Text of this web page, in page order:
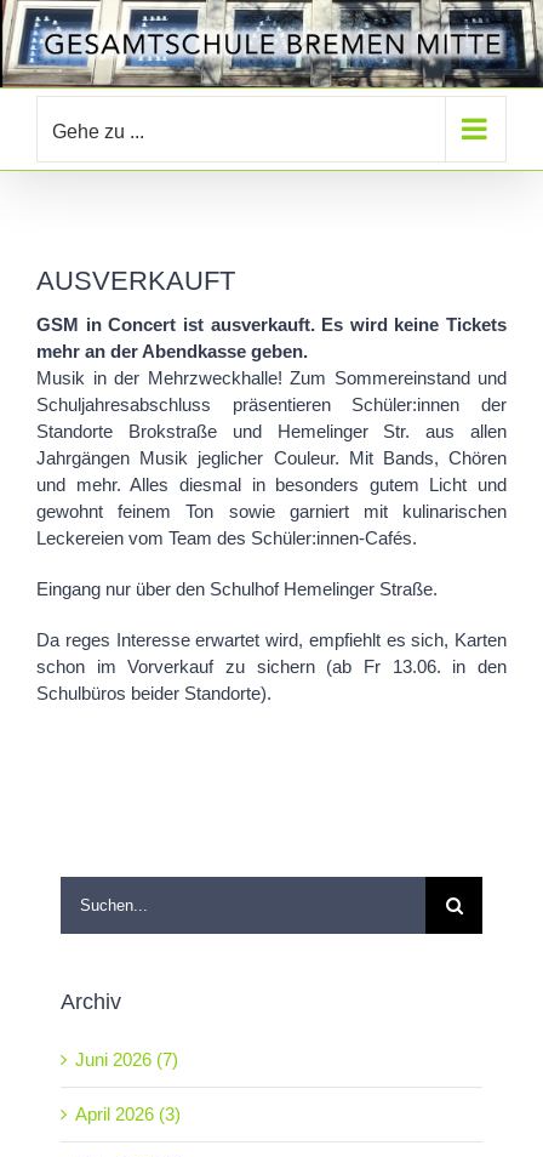
Zum
Inhalt
springen
Gehe zu ...
AUSVERKAUFT
GSM in Concert ist ausverkauft. Es wird keine Tickets
mehr an der Abendkasse geben.
Musik in der Mehrzweckhalle! Zum Sommereinstand und
Schuljahresabschluss präsentieren Schüler:innen der
Standorte Brokstraße und Hemelinger Str. aus allen
Jahrgängen Musik jeglicher Couleur. Mit Bands, Chören
und mehr. Alles diesmal in besonders gutem Licht und
gewohnt feinem Ton sowie garniert mit kulinarischen
Leckereien vom Team des Schüler:innen-Cafés.
Eingang nur über den Schulhof Hemelinger Straße.
Da reges Interesse erwartet wird, empfiehlt es sich, Karten
schon im Vorverkauf zu sichern (ab Fr 13.06. in den
Schulbüros beider Standorte).
Archiv
Juni 2026 (7)
April 2026 (3)